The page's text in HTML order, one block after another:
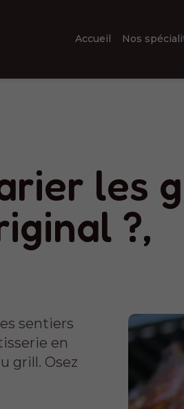
Accueil Nos
les
?,
sentiers
en
grill. Osez